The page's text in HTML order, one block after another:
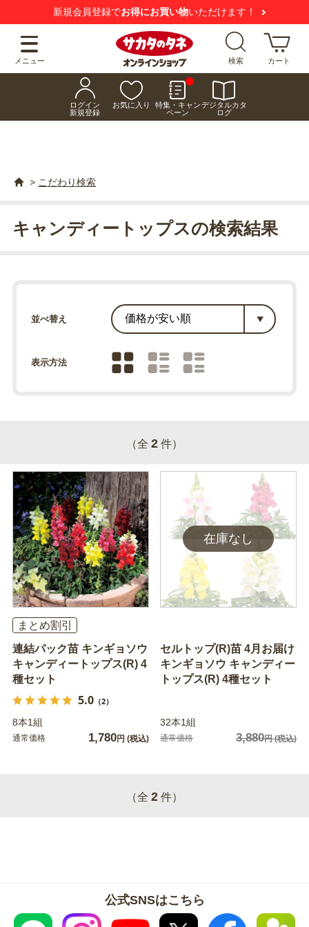
新規会員登録でお得にお買い物いただけます！
メニュー 検索 カート
ログイン
新規登録
お気に入り
特集・キャン
ペーン
デジタルカタ
ログ
> こだわり検索
キャンディートップスの検索結果
並べ替え
表示方法
（全 2 件）
まとめ割引
連結パック苗 キンギョソウ
キャンディートップス(R) 4
種セット
5.0（2）
8本1組
通常価格 1,780円 (税込)
セルトップ(R)苗 4月お届け
キンギョソウ キャンディー
トップス(R) 4種セット
32本1組
通常価格 3,880円(税込)
（全 2 件）
公式SNSはこちら